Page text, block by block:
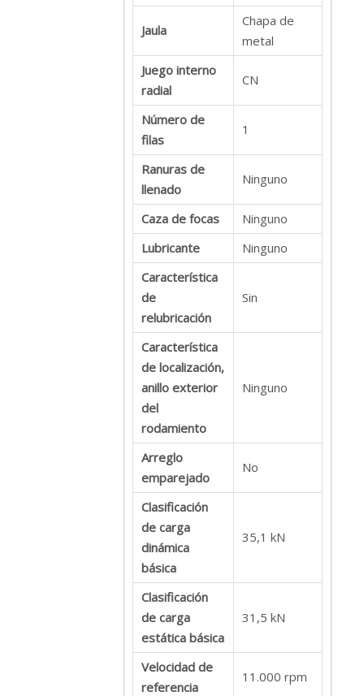
Jaula
Chapa de
metal
Juego interno
radial
CN
Número de
filas
1
Ranuras de
llenado
Ninguno
Caza de focas
Ninguno
Lubricante
Ninguno
Característica
de
relubricación
Sin
Característica
de localización,
anillo exterior
del
rodamiento
Ninguno
Arreglo
emparejado
No
Clasificación
de carga
dinámica
básica
35,1 kN
Clasificación
de carga
estática básica
31,5 kN
Velocidad de
referencia
11.000 rpm